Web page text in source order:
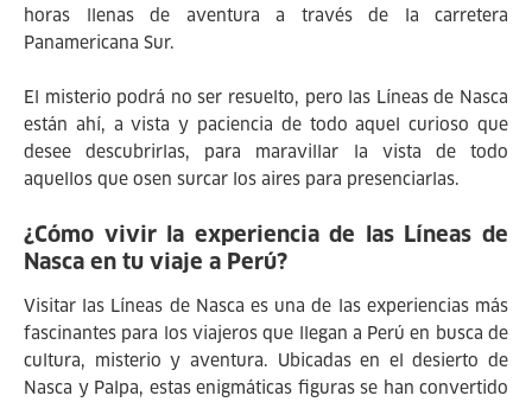
horas llenas de aventura a través de la carretera
Panamericana Sur.
El misterio podrá no ser resuelto, pero las Líneas de Nasca
están ahí, a vista y paciencia de todo aquel curioso que
desee descubrirlas, para maravillar la vista de todo
aquellos que osen surcar los aires para presenciarlas.
¿Cómo vivir la experiencia de las Líneas de
Nasca en tu viaje a Perú?
Visitar las Líneas de Nasca es una de las experiencias más
fascinantes para los viajeros que llegan a Perú en busca de
cultura, misterio y aventura. Ubicadas en el desierto de
Nasca y Palpa, estas enigmáticas figuras se han convertido